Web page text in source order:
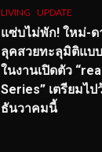
LIVING UPDATE
แซ่บไม่พัก! ใหม่-ด
ลุคสวยทะลุมิติแบบ
ในงานเปิดตัว
Series” เตรียมไ
ธันวาคมนี้